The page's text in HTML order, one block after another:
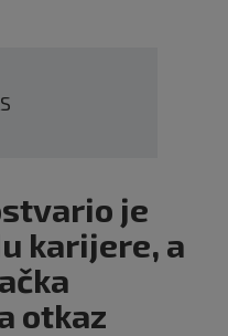
je
karijere, a
otkaz